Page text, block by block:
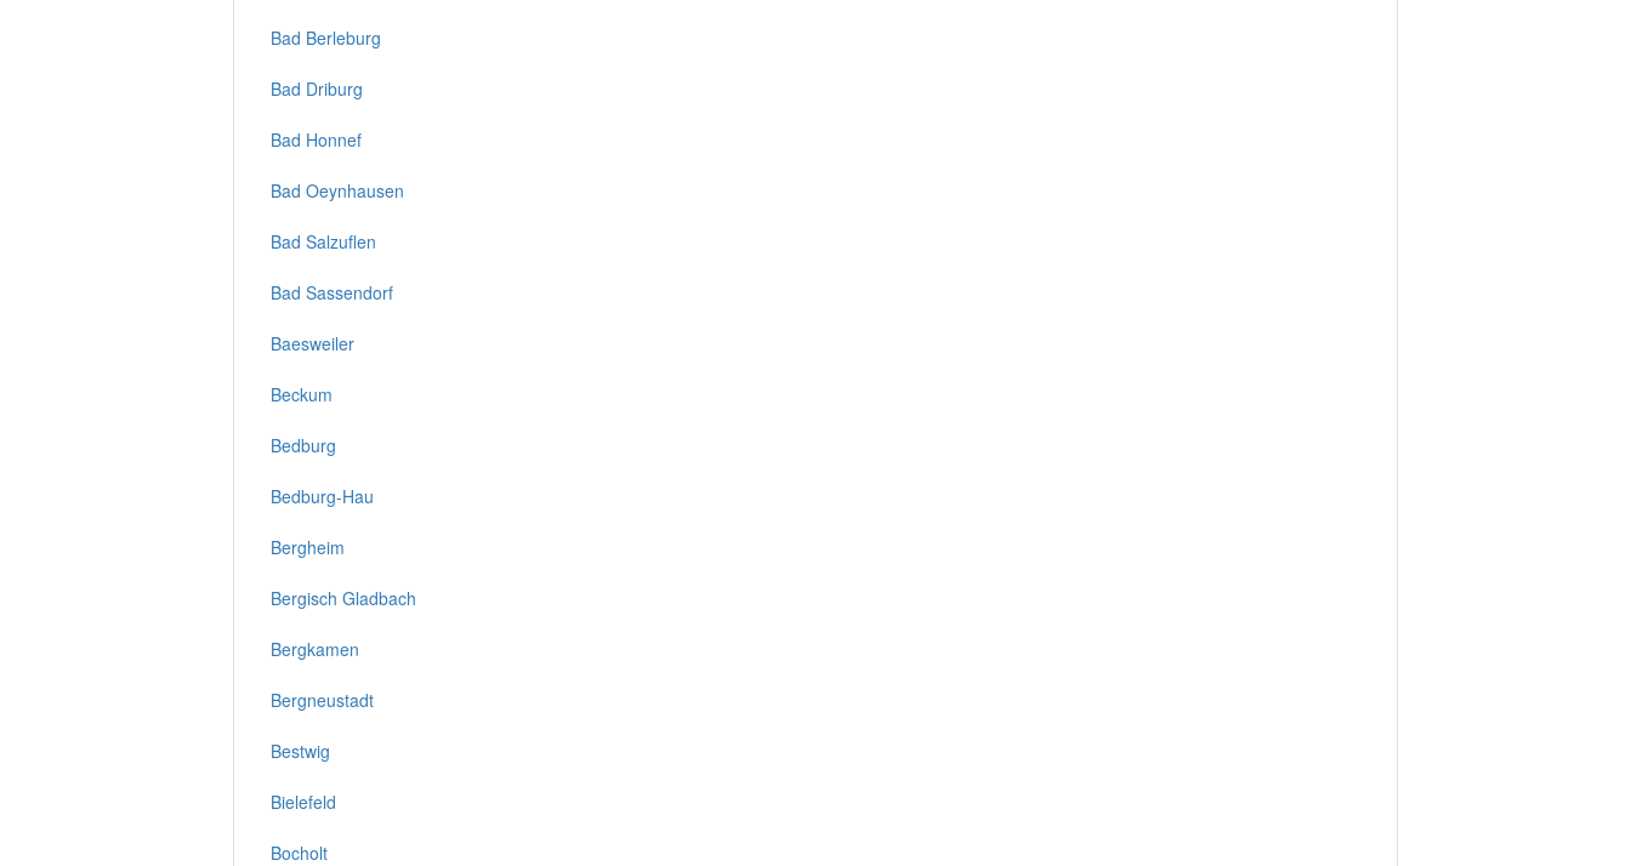
Bad Berleburg
Bad Driburg
Bad Honnef
Bad Oeynhausen
Bad Salzuflen
Bad Sassendorf
Baesweiler
Beckum
Bedburg
Bedburg-Hau
Bergheim
Bergisch Gladbach
Bergkamen
Bergneustadt
Bestwig
Bielefeld
Bocholt